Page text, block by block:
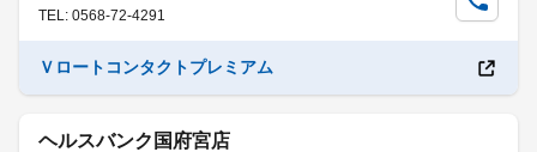
TEL: 0568-72-4291
Ｖロートコンタクトプレミアム
ヘルスバンク国府宮店